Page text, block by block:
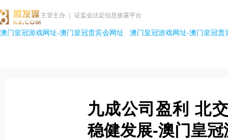
主管主办 ｜ 证监会法定信息披露平台
澳门皇冠游戏网址-澳门皇冠贵宾会网址 澳门皇冠游戏网址-澳门皇冠贵
九成公司盈利 北
稳健发展-澳门皇